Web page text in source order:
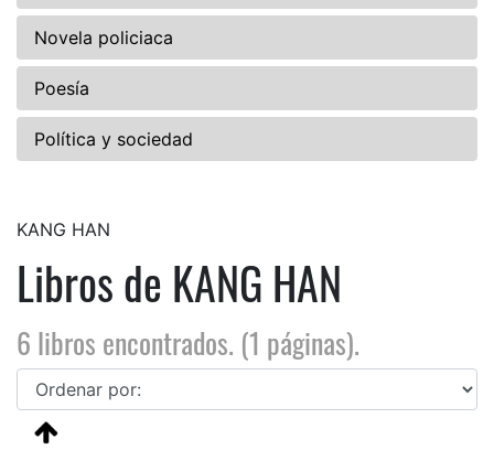
Novela policiaca
Poesía
Política y sociedad
KANG HAN
Libros de KANG HAN
6 libros encontrados. (1 páginas).